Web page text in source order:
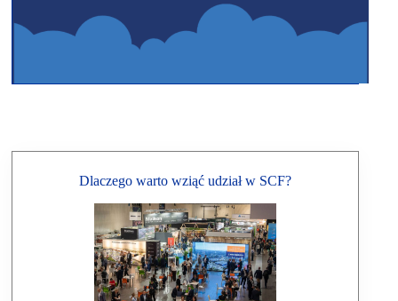
Dlaczego warto wziąć udział w SCF?